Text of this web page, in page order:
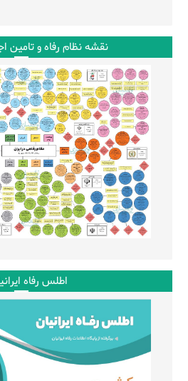
نقشه نظام رفاه و تامین
اطلس رفاه